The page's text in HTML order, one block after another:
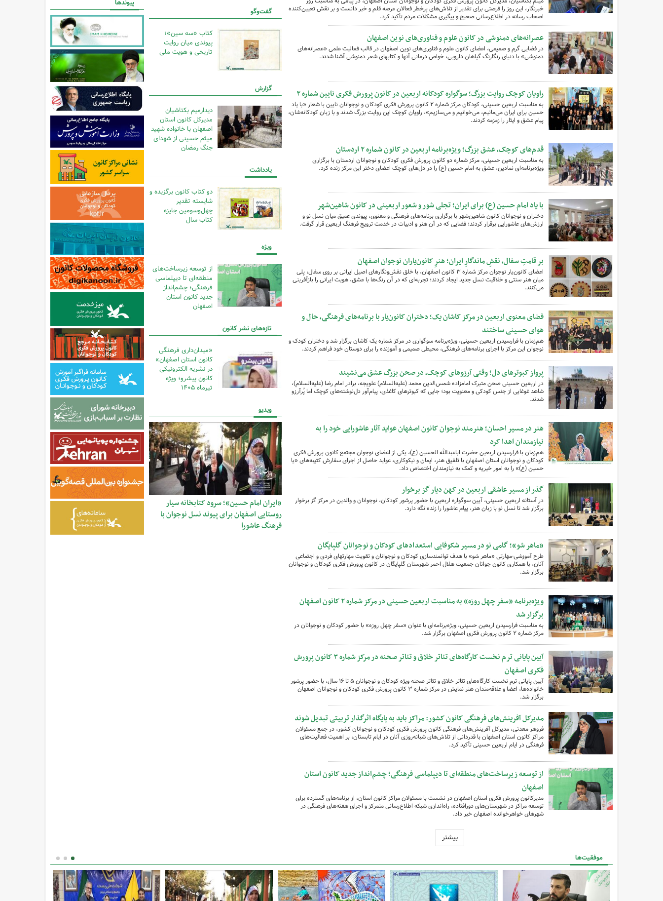
خبرنگار، این روز را فرصتی برای تقدیر از تلاش‌های پرخطر فعالان عرصه قلم و خبر دانست و بر نقش تعیین‌کننده
اصحاب رسانه در اطلاع‌رسانی صحیح و پیگیری مشکلات مردم تأکید کرد.
عصرانه‌های دمنوشی در کانون علوم و فناوری‌های نوین اصفهان
در فضایی گرم و صمیمی، اعضای کانون علوم و فناوری‌های نوین اصفهان در قالب فعالیت علمی «عصرانه‌های
دمنوشی» با دنیای رنگارنگ گیاهان دارویی، خواص درمانی آنها و کتابهای شعر دمنوشی آشنا شدند.
راویان کوچک روایت بزرگ؛ سوگواره کودکانه اربعین در کانون پرورش فکری نایین شماره ۲
به مناسبت اربعین حسینی، کودکان مرکز شماره ۲ کانون پرورش فکری کودکان و نوجوانان نایین با شعار «با یاد
حسین برای ایران می‌مانیم، می‌خوانیم و می‌سازیم»، راویان کوچک این روایت بزرگ شدند و با زبان کودکانه‌شان،
پیام عشق و ایثار را زمزمه کردند.
قدم‌های کوچک، عشق بزرگ؛ ویژه‌برنامه اربعین در کانون شماره ۲ اردستان
به مناسبت اربعین حسینی، مرکز شماره دو کانون پرورش فکری کودکان و نوجوانان اردستان با برگزاری
ویژه‌برنامه‌ای نمادین، عشق به امام حسین (ع) را در دل‌های کوچک اعضای دختر این مرکز زنده کرد.
با یاد امام حسین (ع) برای ایران؛ تجلی شور و شعور اربعینی در کانون شاهین‌شهر
دختران و نوجوانان کانون شاهین‌شهر با برگزاری برنامه‌های فرهنگی و معنوی، پیوندی عمیق میان نسل نو و
ارزش‌های عاشورایی برقرار کردند؛ فضایی که در آن هنر و ادبیات در خدمت ترویج فرهنگ اربعین قرار گرفت.
بر قامتِ سفال، نقشِ ماندگارِ ایران؛ هنرِ کانون‌یاران نوجوان اصفهان
اعضای کانون‌یار نوجوان مرکز شماره ۳ کانون اصفهان، با خلق نقش‌ونگارهای اصیل ایرانی بر روی سفال، پلی
میان هنر سنتی و خلاقیت نسل جدید ایجاد کردند؛ تجربه‌ای که در آن رنگ‌ها با عشق، هویت ایرانی را بازآفرینی
می‌کنند.
فضای معنوی اربعین در مرکز کاشان یک؛ دختران کانون‌یار با برنامه‌های فرهنگی، حال و
هوای حسینی ساختند
هم‌زمان با فرارسیدن اربعین حسینی، ویژه‌برنامه سوگواری در مرکز شماره یک کاشان برگزار شد و دختران کودک و
نوجوان این مرکز با اجرای برنامه‌های فرهنگی، محیطی صمیمی و آموزنده را برای دوستان خود فراهم کردند.
پرواز کبوترهای دل؛ وقتی آرزوهای کوچک، در صحن بزرگ عشق می‌نشیند
در اربعین حسینی صحن متبرک امامزاده شمس‌الدین محمد (علیه‌السلام) علویجه، برادر امام رضا (علیه‌السلام)،
شاهد غوغایی از جنس کودکی و معنویت بود؛ جایی که کبوترهای کاغذی، پیام‌آور دل‌نوشته‌های کوچک اما پُرآرزو
شدند.
هنر در مسیر احسان؛ هنرمند نوجوان کانون اصفهان عواید آثار عاشورایی خود را به
نیازمندان اهدا کرد
هم‌زمان با فرارسیدن اربعین حضرت اباعبدالله الحسین (ع)، یکی از اعضای نوجوان مجتمع کانون پرورش فکری
کودکان و نوجوانان استان اصفهان با تلفیق هنر، ایمان و نیکوکاری، عواید حاصل از اجرای سفارش کتیبه‌های «یا
حسین (ع)» را به امور خیریه و کمک به نیازمندان اختصاص داد.
گذر از مسیر عاشقی اربعین در کهن دیار گز برخوار
در آستانه اربعین حسینی، آیین سوگواره اربعین با حضور پرشور کودکان، نوجوانان و والدین در مرکز گز برخوار
برگزار شد تا نسل نو با زبان هنر، پیام عاشورا را زنده نگه دارد.
«ماهر شو»؛ گامی نو در مسیر شکوفایی استعدادهای کودکان و نوجوانان گلپایگان
طرح آموزشی-مهارتی «ماهر شو» با هدف توانمندسازی کودکان و نوجوانان و تقویت مهارتهای فردی و اجتماعی
آنان، با همکاری کانون جوانان جمعیت هلال احمر شهرستان گلپایگان در کانون پرورش فکری کودکان و نوجوانان
برگزار شد.
ویژه‌برنامه «سفر چهل روزه» به مناسبت اربعین حسینی در مرکز شماره ۲ کانون اصفهان
برگزار شد
به مناسبت فرارسیدن اربعین حسینی، ویژه‌برنامه‌ای با عنوان «سفر چهل روزه» با حضور کودکان و نوجوانان در
مرکز شماره ۲ کانون پرورش فکری اصفهان برگزار شد.
آیین پایانی ترم نخست کارگاه‌های تئاتر خلاق و تئاتر صحنه در مرکز شماره ۳ کانون پرورش
فکری اصفهان
آیین پایانی ترم نخست کارگاه‌های تئاتر خلاق و تئاتر صحنه ویژه کودکان و نوجوانان ۵ تا ۱۶ سال، با حضور پرشور
خانواده‌ها، اعضا و علاقه‌مندان هنر نمایش در مرکز شماره ۳ کانون پرورش فکری کودکان و نوجوانان اصفهان
برگزار شد.
مدیرکل آفرینش‌های فرهنگی کانون کشور: مراکز باید به پایگاه اثرگذار تربیتی تبدیل شوند
فروهر معدنی، مدیرکل آفرینش‌های فرهنگی کانون پرورش فکری کودکان و نوجوانان کشور، در جمع مسئولان
مراکز کانون استان اصفهان با قدردانی از تلاش‌های شبانه‌روزی آنان در ایام تابستان، بر اهمیت فعالیت‌های
فرهنگی در ایام اربعین حسینی تأکید کرد.
از توسعه زیرساخت‌های منطقه‌ای تا دیپلماسی فرهنگی؛ چشم‌انداز جدید کانون استان
اصفهان
مدیرکانون پرورش فکری استان اصفهان در نشست با مسئولان مراکز کانون استان، از برنامه‌های گسترده برای
توسعه مراکز در شهرستان‌های دورافتاده، راه‌اندازی شبکه اطلاع‌رسانی متمرکز و اجرای هفته‌های فرهنگی در
شهرهای خواهرخوانده اصفهان خبر داد.
بیشتر
گفت‌وگو
کتاب «سه سین»؛
پیوندی میان روایت
تاریخی و هویت ملی
گزارش
دیدارمیم بکتاشیان
مدیرکل کانون استان
اصفهان با خانواده شهید
میثم حسینی از شهدای
جنگ رمضان
یادداشت
دو کتاب کانون برگزیده و
شایسته تقدیر
چهل‌وسومین جایزه
کتاب سال
ویژه
از توسعه زیرساخت‌های
منطقه‌ای تا دیپلماسی
فرهنگی؛ چشم‌انداز
جدید کانون استان
اصفهان
تازه‌های نشر کانون
«میدان‌داری فرهنگی
کانون استان اصفهان»
در نشریه الکترونیکی
کانون پیشرو؛ ویژه
تیرماه ۱۴۰۵
ویدیو
«ایران امام حسین»؛ سرود کتابخانه سیار
روستایی اصفهان برای پیوند نسل نوجوان با
فرهنگ عاشورا
پیوندها
موفقیت‌ها